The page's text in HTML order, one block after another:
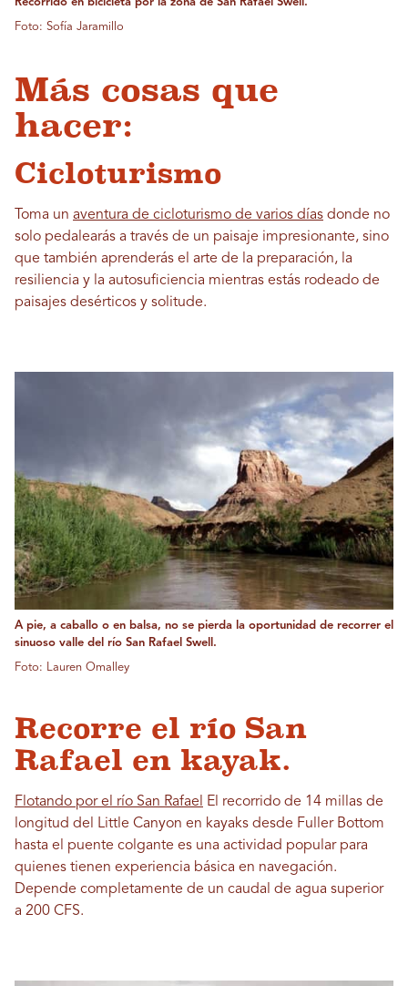
Recorrido en bicicleta por la zona de San Rafael Swell.
Foto: Sofía Jaramillo
Más cosas que
hacer:
Cicloturismo
Toma un aventura de cicloturismo de varios días donde no
solo pedalearás a través de un paisaje impresionante, sino
que también aprenderás el arte de la preparación, la
resiliencia y la autosuficiencia mientras estás rodeado de
paisajes desérticos y solitude.
A pie, a caballo o en balsa, no se pierda la oportunidad de recorrer el
sinuoso valle del río San Rafael Swell.
Foto: Lauren Omalley
Recorre el río San
Rafael en kayak.
Flotando por el río San Rafael
El recorrido de 14 millas de
longitud del Little Canyon en kayaks desde Fuller Bottom
hasta el puente colgante es una actividad popular para
quienes tienen experiencia básica en navegación.
Depende completamente de un caudal de agua superior
a 200 CFS.